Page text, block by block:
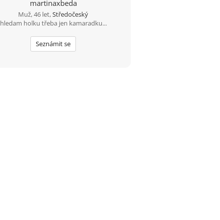
martinaxbeda
Muž, 46 let,Středočeský
hledam holku třeba jen kamaradku...
Seznámit se